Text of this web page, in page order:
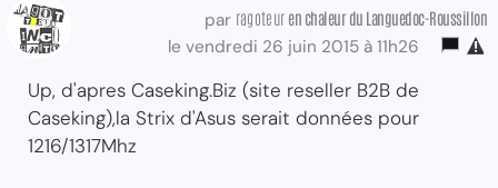
par ragoteur en chaleur du Languedoc-Roussillon
le vendredi 26 juin 2015 à 11h26
Up, d'apres Caseking.Biz (site reseller B2B de
Caseking),la Strix d'Asus serait données pour
1216/1317Mhz